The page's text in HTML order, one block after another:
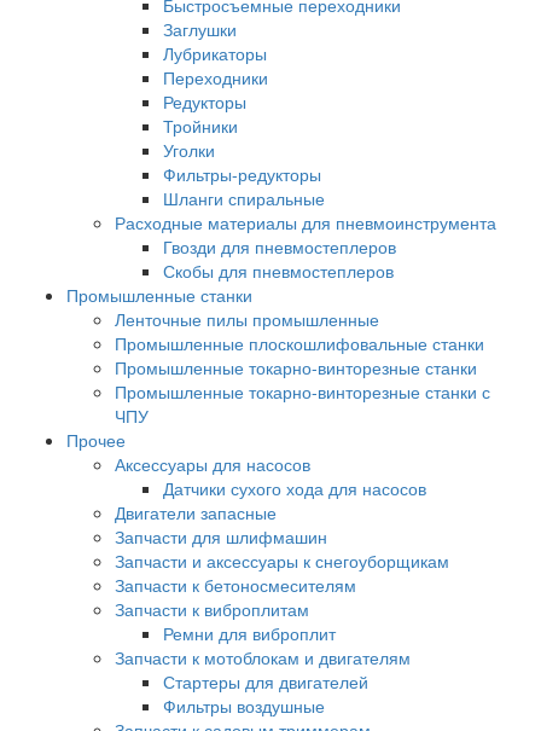
Быстросъемные переходники
Заглушки
Лубрикаторы
Переходники
Редукторы
Тройники
Уголки
Фильтры-редукторы
Шланги спиральные
Расходные материалы для пневмоинструмента
Гвозди для пневмостеплеров
Скобы для пневмостеплеров
Промышленные станки
Ленточные пилы промышленные
Промышленные плоскошлифовальные станки
Промышленные токарно-винторезные станки
Промышленные токарно-винторезные станки с
ЧПУ
Прочее
Аксессуары для насосов
Датчики сухого хода для насосов
Двигатели запасные
Запчасти для шлифмашин
Запчасти и аксессуары к снегоуборщикам
Запчасти к бетоносмесителям
Запчасти к виброплитам
Ремни для виброплит
Запчасти к мотоблокам и двигателям
Стартеры для двигателей
Фильтры воздушные